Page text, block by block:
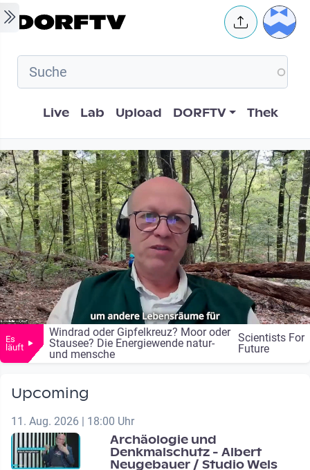
Skip to main content User
Hauptnavigation
Live Lab Upload DORFTV Thek
Es
läuft
Windrad oder Gipfelkreuz? Moor oder
Stausee? Die Energiewende natur-
und mensche
Scientists For
Future
Upcoming
11. Aug. 2026 | 18:00 Uhr
Archäologie und
Denkmalschutz - Albert
Neugebauer / Studio Wels